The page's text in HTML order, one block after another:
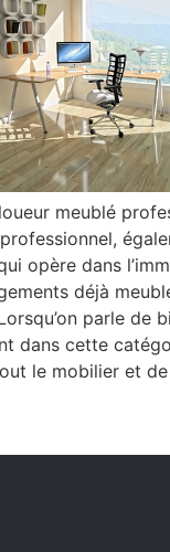
meublé
opère dans
déjà
parle de
dans cette
le mobilier et